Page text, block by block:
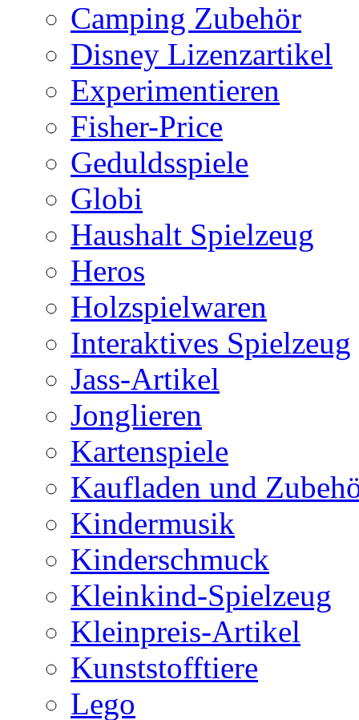
Camping Zubehör
Disney Lizenzartikel
Experimentieren
Fisher-Price
Geduldsspiele
Globi
Haushalt Spielzeug
Heros
Holzspielwaren
Interaktives Spielzeug
Jass-Artikel
Jonglieren
Kartenspiele
Kaufladen und
Kindermusik
Kinderschmuck
Kleinkind-Spielzeug
Kleinpreis-Artikel
Kunststofftiere
Lego